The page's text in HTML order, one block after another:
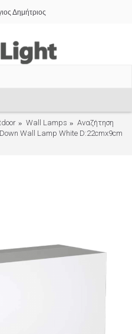
Δημήτριος
Wall Lamps
Αναζήτηση
Wall Lamp White D:22cmx9cm